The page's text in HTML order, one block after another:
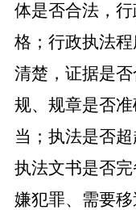
体是否合法，
格；行政执法
清楚，证据是
规、规章是否
当；执法是否
执法文书是否
嫌犯罪、需要